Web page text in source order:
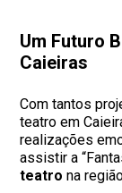
Um Futuro
Caieiras
Com tantos
teatro em
realizações
assistir a
teatrona